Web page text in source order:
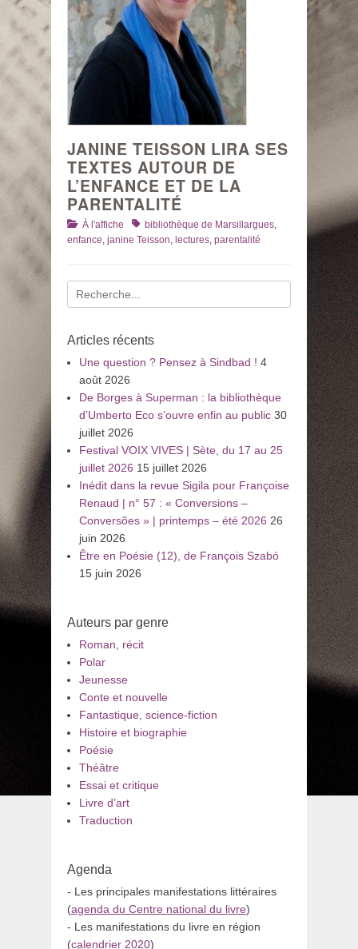
JANINE TEISSON LIRA SES
TEXTES AUTOUR DE
L’ENFANCE ET DE LA
PARENTALITÉ
Catégories
À l'affiche Tagsbibliothèque de Marsillargues,
enfance, janine Teisson, lectures, parentalité
Recherche
pour
Articles récents
Une question ? Pensez à Sindbad ! 4
août 2026
De Borges à Superman : la bibliothèque
d’Umberto Eco s’ouvre enfin au public 30
juillet 2026
Festival VOIX VIVES | Sète, du 17 au 25
juillet 2026 15 juillet 2026
Inédit dans la revue Sigila pour Françoise
Renaud | n° 57 : « Conversions –
Conversões » | printemps – été 2026 26
juin 2026
Être en Poésie (12), de François Szabó
15 juin 2026
Auteurs par genre
Roman, récit
Polar
Jeunesse
Conte et nouvelle
Fantastique, science-fiction
Histoire et biographie
Poésie
Théâtre
Essai et critique
Livre d’art
Traduction
Agenda
- Les principales manifestations littéraires
(agenda du Centre national du livre)
- Les manifestations du livre en région
(calendrier 2020)